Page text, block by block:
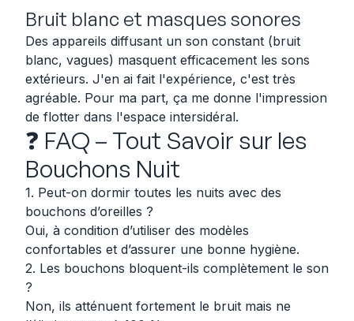
Bruit blanc et masques sonores
Des appareils diffusant un son constant (bruit
blanc, vagues) masquent efficacement les sons
extérieurs. J'en ai fait l'expérience, c'est très
agréable. Pour ma part, ça me donne l'impression
de flotter dans l'espace intersidéral.
❓ FAQ – Tout Savoir sur les
Bouchons Nuit
1. Peut-on dormir toutes les nuits avec des
bouchons d’oreilles ?
Oui, à condition d’utiliser des modèles
confortables et d’assurer une bonne hygiène.
2. Les bouchons bloquent-ils complètement le son
?
Non, ils atténuent fortement le bruit mais ne